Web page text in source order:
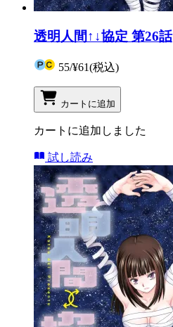
透明人間↑↓協定 第26話
55/¥61(税込)
カートに追加
カートに追加しました
試し読み